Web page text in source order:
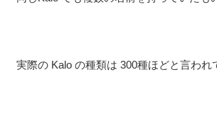
実際の Kalo の種類は 300種ほどと言われ